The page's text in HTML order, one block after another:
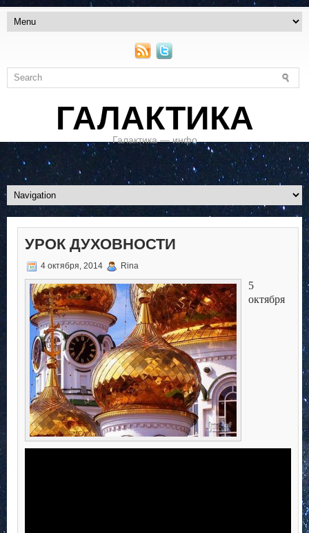
ГАЛАКТИКА
Галактика — инфо
УРОК ДУХОВНОСТИ
4 октября, 2014 Rina
5
октября